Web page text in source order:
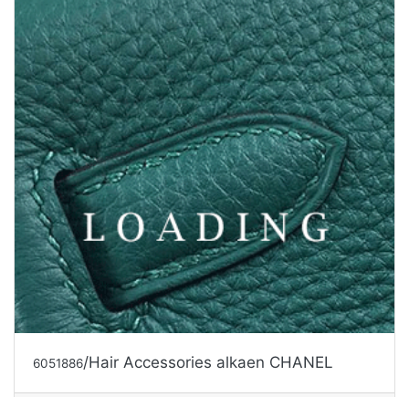
6051886/Hair Accessories alkaen CHANEL